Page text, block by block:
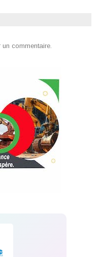
commentaire.